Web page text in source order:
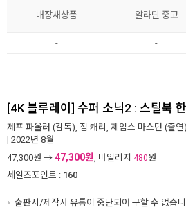
매장새상품 알라딘 중고
- -
[4K 블루레이] 수퍼 소닉2 : 스틸북
제프 파울러 (감독), 짐 캐리 , 제임스 마스던 (출연
| 2022년 8월
47,300원 → 47,300원, 마일리지 480원
세일즈포인트 : 160
출판사/제작사 유통이 중단되어 구할 수 없습